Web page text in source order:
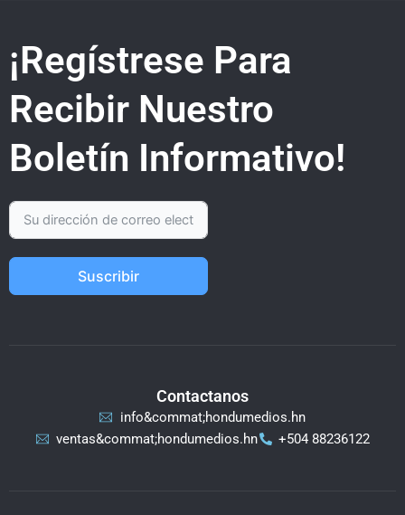
¡Regístrese Para
Recibir Nuestro
Boletín Informativo!
Suscribir
Contactanos
info&commat;hondumedios.hn
ventas&commat;hondumedios.hn
+504 88236122